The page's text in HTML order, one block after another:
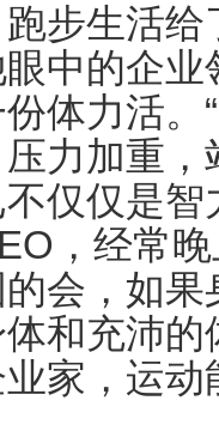
步生活
中的企
体力活。
力加重
仅仅是
，经常
会，如
和充沛
家，运动